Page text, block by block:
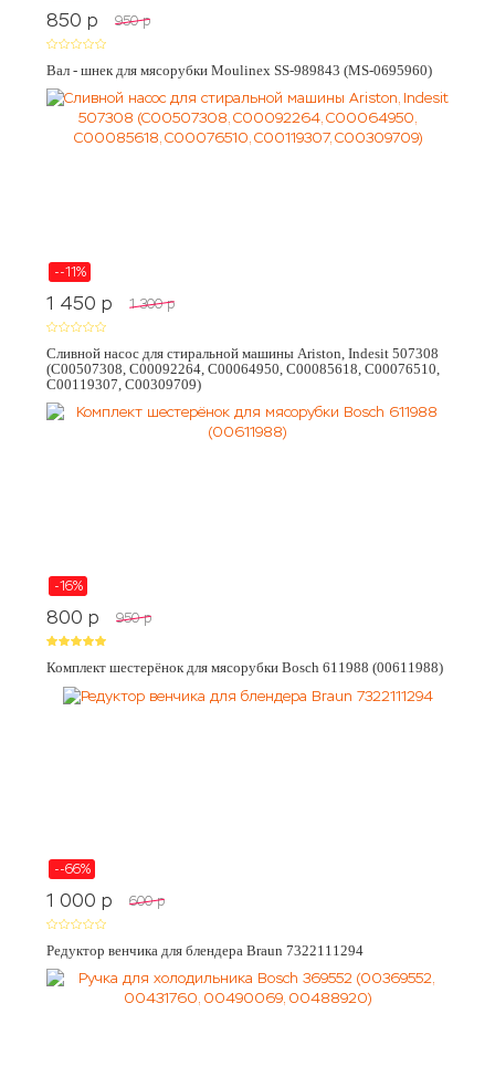
850 p 950 p
Вал - шнек для мясорубки Moulinex SS-989843 (MS-0695960)
--11%
1 450 p 1 300 p
Сливной насос для стиральной машины Ariston, Indesit 507308
(C00507308, C00092264, C00064950, C00085618, C00076510,
C00119307, C00309709)
-16%
800 p 950 p
Комплект шестерёнок для мясорубки Bosch 611988 (00611988)
--66%
1 000 p 600 p
Редуктор венчика для блендера Braun 7322111294